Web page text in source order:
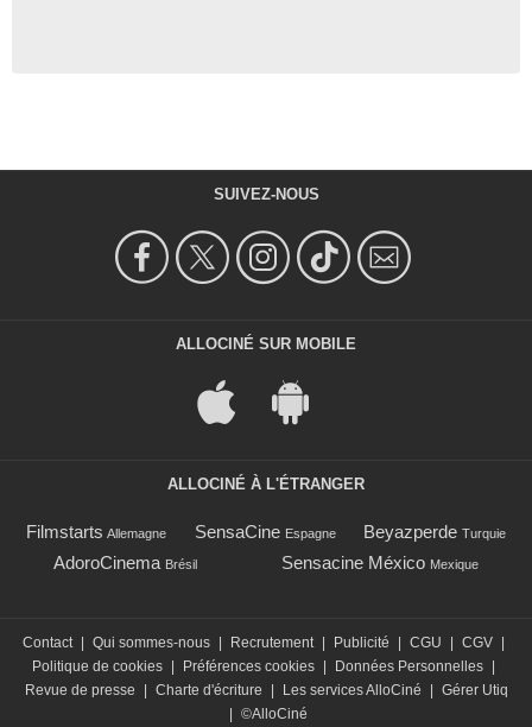
SUIVEZ-NOUS
ALLOCINÉ SUR MOBILE
ALLOCINÉ À L'ÉTRANGER
Filmstarts Allemagne SensaCine Espagne Beyazperde Turquie
AdoroCinema Brésil Sensacine México Mexique
Contact | Qui sommes-nous | Recrutement | Publicité | CGU | CGV |
Politique de cookies | Préférences cookies | Données Personnelles |
Revue de presse
| Charte d'écriture | Les services AlloCiné | Gérer Utiq
| ©AlloCiné